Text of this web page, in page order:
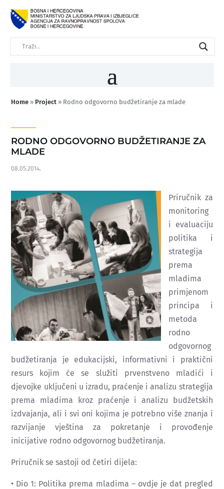
Home » Project » Rodno odgovorno budžetiranje za mlade
RODNO ODGOVORNO BUDŽETIRANJE ZA
MLADE
08.05.2014.
Priručnik za
monitoring
i evaluaciju
politika i
strategija
prema
mladima
primjenom
principa i
metoda
rodno
odgovornog
budžetiranja je edukacijski, informativni i praktični
resurs kojim će se služiti prvenstveno mladići i
djevojke uključeni u izradu, praćenje i analizu strategija
prema mladima kroz praćenje i analizu budžetskih
izdvajanja, ali i svi oni kojima je potrebno više znanja i
razvijanje vještina za pokretanje i provođenje
inicijative rodno odgovornog budžetiranja.
Priručnik se sastoji od četiri dijela:
• Dio 1: Politika prema mladima – ovdje je dat pregled